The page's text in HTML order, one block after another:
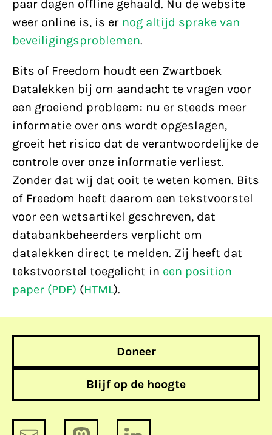
paar dagen offline gehaald. Nu de website
weer online is, is er nog altijd sprake van
beveiligingsproblemen.
Bits of Freedom houdt een Zwartboek
Datalekken bij om aandacht te vragen voor
een groeiend probleem: nu er steeds meer
informatie over ons wordt opgeslagen,
groeit het risico dat de verantwoordelijke de
controle over onze informatie verliest.
Zonder dat wij dat ooit te weten komen. Bits
of Freedom heeft daarom een tekstvoorstel
voor een wetsartikel geschreven, dat
databankbeheerders verplicht om
datalekken direct te melden. Zij heeft dat
tekstvoorstel toegelicht in een position
paper (PDF) (HTML).
Doneer
Blijf op de hoogte